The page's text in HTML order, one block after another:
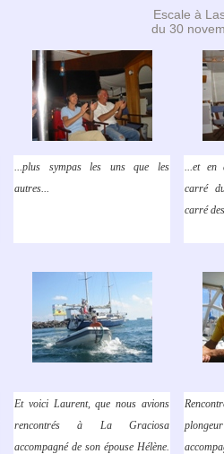
Escale à
du 30
...plus sympas les uns que les
autres...
...et en
carré
carré
Et voici Laurent, que nous avions
rencontrés à La Graciosa
accompagné de son épouse Hélène.